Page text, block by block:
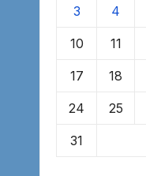
3 4
10 11
17 18
24 25
31